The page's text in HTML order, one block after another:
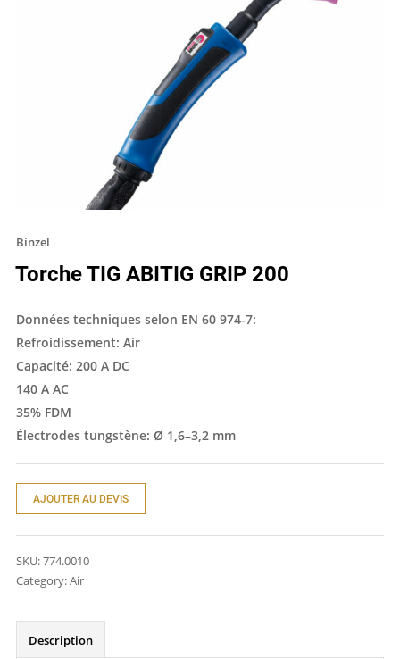
Binzel
Torche TIG ABITIG GRIP 200
Données techniques selon EN 60 974-7:
Refroidissement: Air
Capacité: 200 A DC
140 A AC
35% FDM
Électrodes tungstène: Ø 1,6–3,2 mm
AJOUTER AU DEVIS
SKU:774.0010
Category:Air
Description